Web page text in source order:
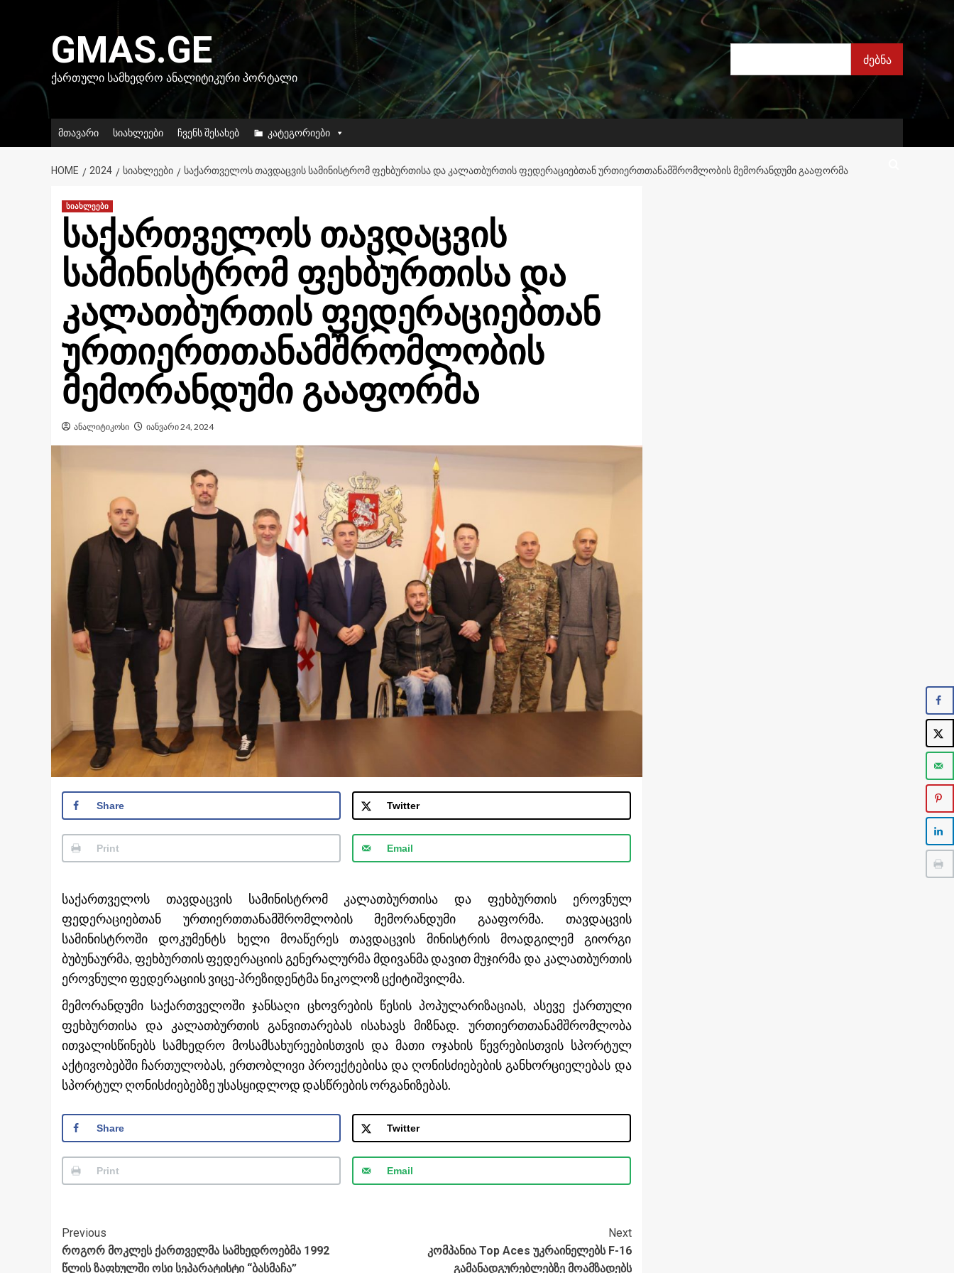
GMAS.GE
ᲥᲐᲠᲗᲣᲚᲘ ᲡᲐᲛᲮᲔᲓᲠᲝ ᲐᲜᲐᲚᲘᲢᲘᲙᲣᲠᲘ ᲞᲝᲠᲢᲐᲚᲘ
ძებნა
ძებნა
მთავარი სიახლეები ჩვენს შესახებ კატეგორიები
HOME 2024 ᲡᲘᲐᲮᲚᲔᲔᲑᲘ ᲡᲐᲥᲐᲠᲗᲕᲔᲚᲝᲡ ᲗᲐᲕᲓᲐᲪᲕᲘᲡ ᲡᲐᲛᲘᲜᲘᲡᲢᲠᲝᲛ ᲤᲔᲮᲑᲣᲠᲗᲘᲡᲐ ᲓᲐ ᲙᲐᲚᲐᲗᲑᲣᲠᲗᲘᲡ ᲤᲔᲓᲔᲠᲐᲪᲘᲔᲑᲗᲐᲜ ᲣᲠᲗᲘᲔᲠᲗᲗᲐᲜᲐᲛᲨᲠᲝᲛᲚᲝᲑᲘᲡ ᲛᲔᲛᲝᲠᲐᲜᲓᲣᲛᲘ ᲒᲐᲐᲤᲝᲠᲛᲐ
სიახლეები
საქართველოს თავდაცვის
სამინისტრომ ფეხბურთისა და
კალათბურთის ფედერაციებთან
ურთიერთთანამშრომლობის
მემორანდუმი გააფორმა
ანალიტიკოსი იანვარი 24, 2024
Share Twitter
Print Email
საქართველოს თავდაცვის სამინისტრომ კალათბურთისა და ფეხბურთის ეროვნულ
ფედერაციებთან ურთიერთთანამშრომლობის მემორანდუმი გააფორმა. თავდაცვის
სამინისტროში დოკუმენტს ხელი მოაწერეს თავდაცვის მინისტრის მოადგილემ გიორგი
ბუბუნაურმა, ფეხბურთის ფედერაციის გენერალურმა მდივანმა დავით მუჯირმა და კალათბურთის
ეროვნული ფედერაციის ვიცე-პრეზიდენტმა ნიკოლოზ ცქიტიშვილმა.
მემორანდუმი საქართველოში ჯანსაღი ცხოვრების წესის პოპულარიზაციას, ასევე ქართული
ფეხბურთისა და კალათბურთის განვითარებას ისახავს მიზნად. ურთიერთთანამშრომლობა
ითვალისწინებს სამხედრო მოსამსახურეებისთვის და მათი ოჯახის წევრებისთვის სპორტულ
აქტივობებში ჩართულობას, ერთობლივი პროექტებისა და ღონისძიებების განხორციელებას და
სპორტულ ღონისძიებებზე უსასყიდლოდ დასწრების ორგანიზებას.
Share Twitter
Print Email
Post
Navigation
Previous
როგორ მოკლეს ქართველმა სამხედროებმა 1992
წლის ზაფხულში ოსი სეპარატისტი “ბასმაჩა”
Next
კომპანია Top Aces უკრაინელებს F-16
გამანადგურებლებზე მოამზადებს